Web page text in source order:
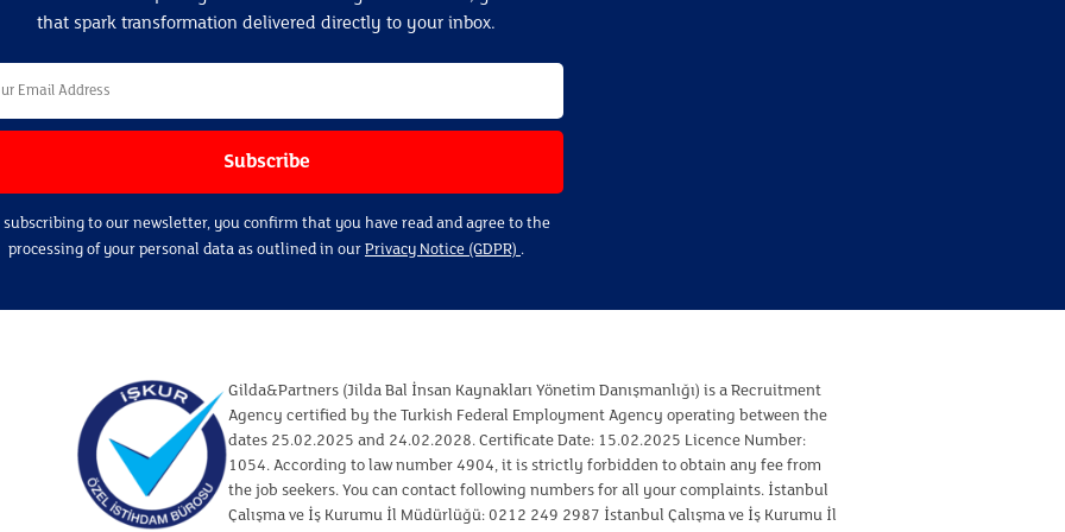
that spark transformation delivered directly to your inbox.
subscribing to our newsletter, you confirm that you have read and agree to the
processing of your personal data as outlined in our Privacy Notice (GDPR) .
Gilda&Partners (Jilda Bal İnsan Kaynakları Yönetim Danışmanlığı) is a Recruitment
Agency certified by the Turkish Federal Employment Agency operating between the
dates 25.02.2025 and 24.02.2028. Certificate Date: 15.02.2025 Licence Number:
1054. According to law number 4904, it is strictly forbidden to obtain any fee from
the job seekers. You can contact following numbers for all your complaints. İstanbul
Çalışma ve İş Kurumu İl Müdürlüğü: 0212 249 2987 İstanbul Çalışma ve İş Kurumu İl